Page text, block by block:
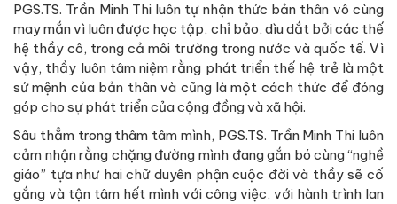
PGS.TS. Trần Minh Thi luôn tự nhận thức bản thân vô cùng
may mắn vì luôn được học tập, chỉ bảo, dìu dắt bởi các thế
hệ thầy cô, trong cả môi trường trong nước và quốc tế. Vì
vậy, thầy luôn tâm niệm rằng phát triển thế hệ trẻ là một
sứ mệnh của bản thân và cũng là một cách thức để đóng
góp cho sự phát triển của cộng đồng và xã hội.
Sâu thẳm trong thâm tâm mình, PGS.TS. Trần Minh Thi luôn
cảm nhận rằng chặng đường mình đang gắn bó cùng “nghề
giáo” tựa như hai chữ duyên phận cuộc đời và thầy sẽ cố
gắng và tận tâm hết mình với công việc, với hành trình lan